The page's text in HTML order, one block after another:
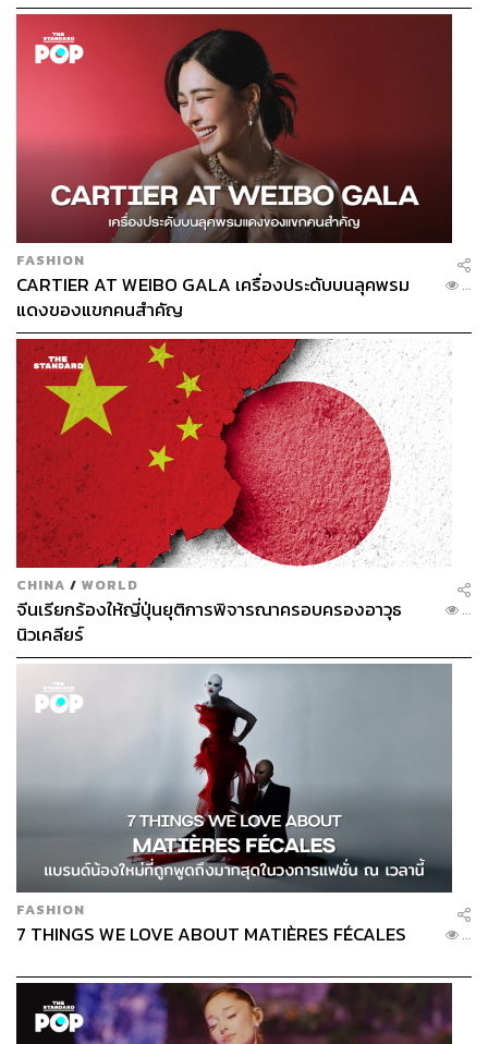
FASHION
CARTIER AT WEIBO GALA เครื่องประดับบนลุคพรม
แดงของแขกคนสำคัญ
...
CHINA / WORLD
จีนเรียกร้องให้ญี่ปุ่นยุติการพิจารณาครอบครองอาวุธ
นิวเคลียร์
...
FASHION
7 THINGS WE LOVE ABOUT MATIÈRES FÉCALES ...